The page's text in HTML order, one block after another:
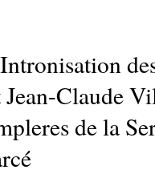
Claude
de la